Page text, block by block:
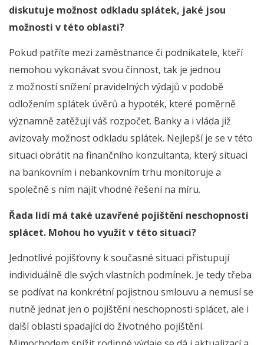
diskutuje možnost odkladu splátek, jaké jsou
možnosti v této oblasti?
Pokud patříte mezi zaměstnance či podnikatele, kteří
nemohou vykonávat svou činnost, tak je jednou
z možností snížení pravidelných výdajů v podobě
odložením splátek úvěrů a hypoték, které poměrně
významně zatěžují váš rozpočet. Banky a i vláda již
avizovaly možnost odkladu splátek. Nejlepší je se v této
situaci obrátit na finančního konzultanta, který situaci
na bankovním i nebankovním trhu monitoruje a
společně s ním najít vhodné řešení na míru.
Řada lidí má také uzavřené pojištění neschopnosti
splácet. Mohou ho využít v této situaci?
Jednotlivé pojišťovny k současné situaci přistupují
individuálně dle svých vlastních podmínek. Je tedy třeba
se podívat na konkrétní pojistnou smlouvu a nemusí se
nutně jednat jen o pojištění neschopnosti splácet, ale i
další oblasti spadající do životného pojištění.